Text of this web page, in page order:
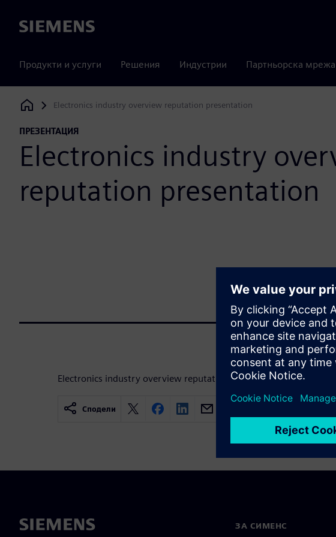
Siemens
Продукти и услуги Решения Индустрии Партньорска мрежа
Siemens Digital Industries Software
Electronics industry overview reputation presentation
ПРЕЗЕНТАЦИЯ
Electronics industry
reputation presentation
Electronics industry overview reputation presentation
Сподели
ЗА СИМЕНС